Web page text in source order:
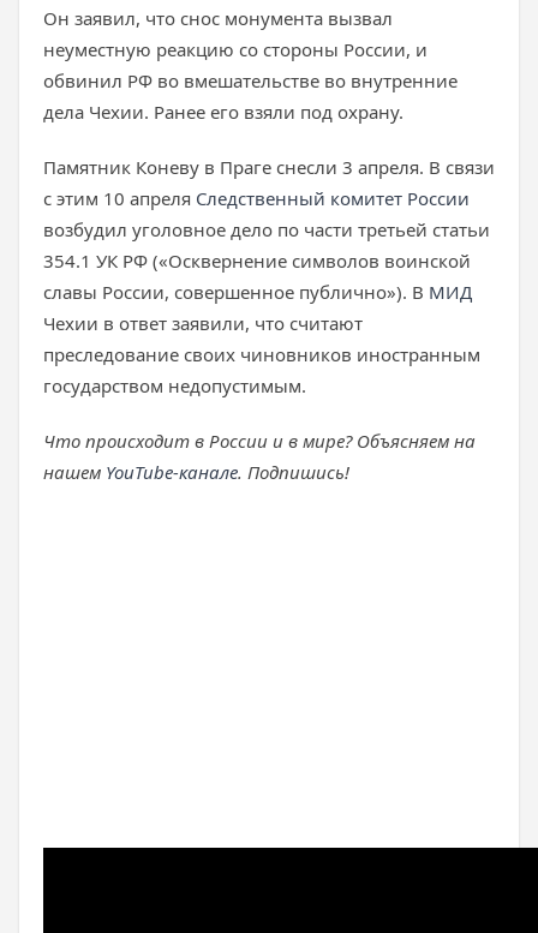
Он заявил, что снос монумента вызвал
неуместную реакцию со стороны России, и
обвинил РФ во вмешательстве во внутренние
дела Чехии. Ранее его взяли под охрану.
Памятник Коневу в Праге снесли 3 апреля. В связи
с этим 10 апреля Следственный комитет России
возбудил уголовное дело по части третьей статьи
354.1 УК РФ («Осквернение символов воинской
славы России, совершенное публично»). В МИД
Чехии в ответ заявили, что считают
преследование своих чиновников иностранным
государством недопустимым.
Что происходит в России и в мире? Объясняем на
нашем YouTube-канале. Подпишись!